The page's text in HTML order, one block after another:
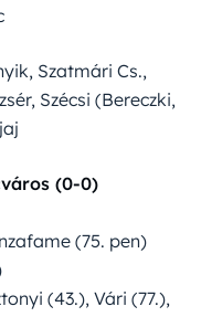
Szatmári Cs.,
Szécsi (Bereczki,
(0-0)
(75. pen)
(43.), Vári (77.),